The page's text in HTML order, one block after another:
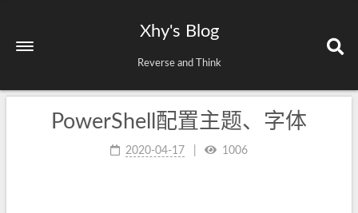
Xhy's Blog
Reverse and Think
PowerShell配置主题、字体
2020-04-17 1006